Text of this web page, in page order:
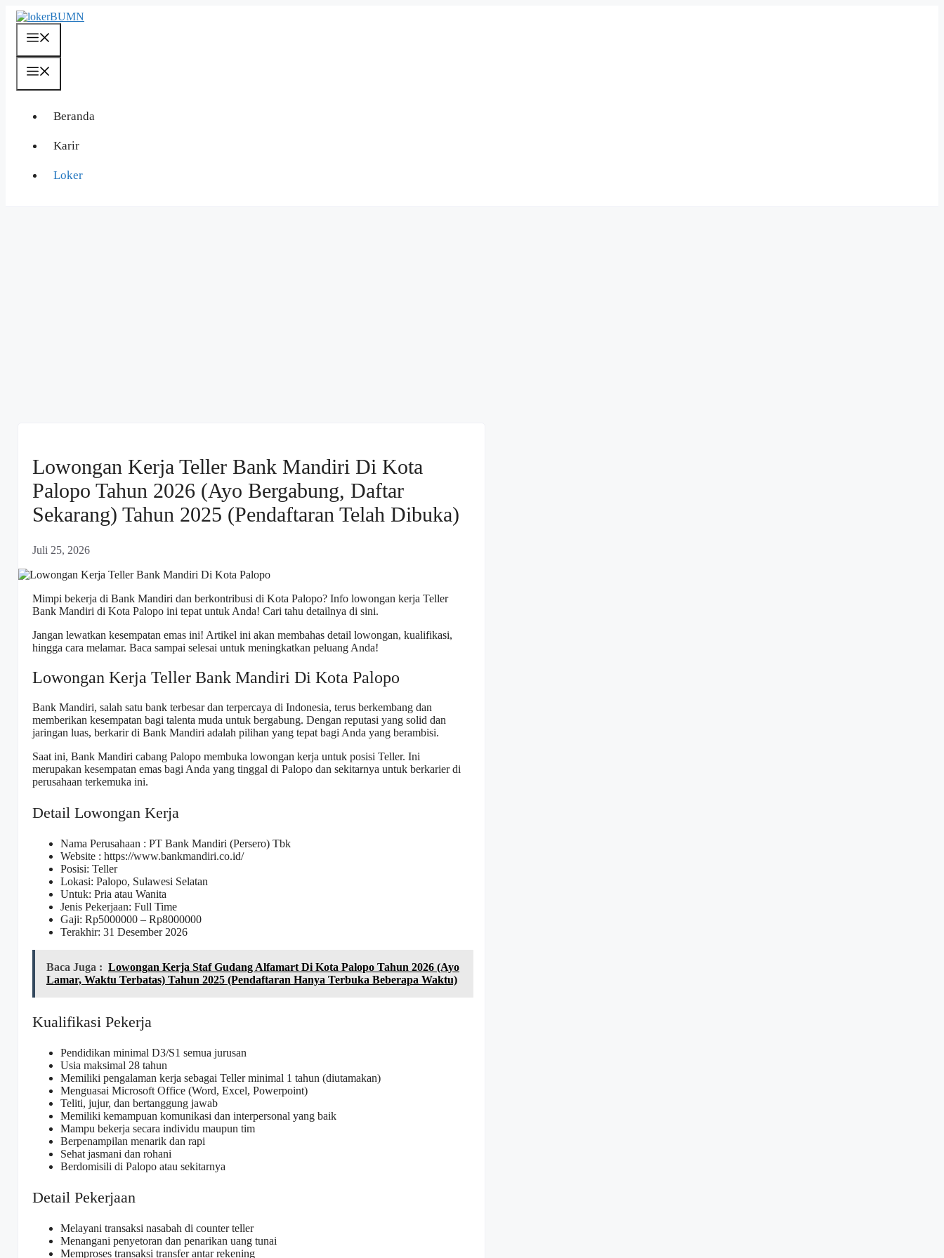
Langsung
Beranda
Karir
Loker
Lowongan Kerja Teller Bank Mandiri Di Kota
Palopo Tahun 2026 (Ayo Bergabung, Daftar
Sekarang) Tahun 2025 (Pendaftaran Telah Dibuka)
Juli 25, 2026
Mimpi bekerja di Bank Mandiri dan berkontribusi di Kota Palopo? Info lowongan kerja Teller
Bank Mandiri di Kota Palopo ini tepat untuk Anda! Cari tahu detailnya di sini.
Jangan lewatkan kesempatan emas ini! Artikel ini akan membahas detail lowongan, kualifikasi,
hingga cara melamar. Baca sampai selesai untuk meningkatkan peluang Anda!
Lowongan Kerja Teller Bank Mandiri Di Kota Palopo
Bank Mandiri, salah satu bank terbesar dan terpercaya di Indonesia, terus berkembang dan
memberikan kesempatan bagi talenta muda untuk bergabung. Dengan reputasi yang solid dan
jaringan luas, berkarir di Bank Mandiri adalah pilihan yang tepat bagi Anda yang berambisi.
Saat ini, Bank Mandiri cabang Palopo membuka lowongan kerja untuk posisi Teller. Ini
merupakan kesempatan emas bagi Anda yang tinggal di Palopo dan sekitarnya untuk berkarier di
perusahaan terkemuka ini.
Detail Lowongan Kerja
Nama Perusahaan : PT Bank Mandiri (Persero) Tbk
Website : https://www.bankmandiri.co.id/
Posisi: Teller
Lokasi: Palopo, Sulawesi Selatan
Untuk: Pria atau Wanita
Jenis Pekerjaan: Full Time
Gaji: Rp5000000 – Rp8000000
Terakhir: 31 Desember 2026
Baca Juga : Lowongan Kerja Staf Gudang Alfamart Di Kota Palopo Tahun 2026 (Ayo
Lamar, Waktu Terbatas) Tahun 2025 (Pendaftaran Hanya Terbuka Beberapa Waktu)
Kualifikasi Pekerja
Pendidikan minimal D3/S1 semua jurusan
Usia maksimal 28 tahun
Memiliki pengalaman kerja sebagai Teller minimal 1 tahun (diutamakan)
Menguasai Microsoft Office (Word, Excel, Powerpoint)
Teliti, jujur, dan bertanggung jawab
Memiliki kemampuan komunikasi dan interpersonal yang baik
Mampu bekerja secara individu maupun tim
Berpenampilan menarik dan rapi
Sehat jasmani dan rohani
Berdomisili di Palopo atau sekitarnya
Detail Pekerjaan
Melayani transaksi nasabah di counter teller
Menangani penyetoran dan penarikan uang tunai
Memproses transaksi transfer antar rekening